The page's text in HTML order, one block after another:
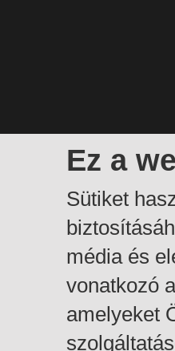
Ez a
Sütiket
média és
vonatkozó
amelyeket